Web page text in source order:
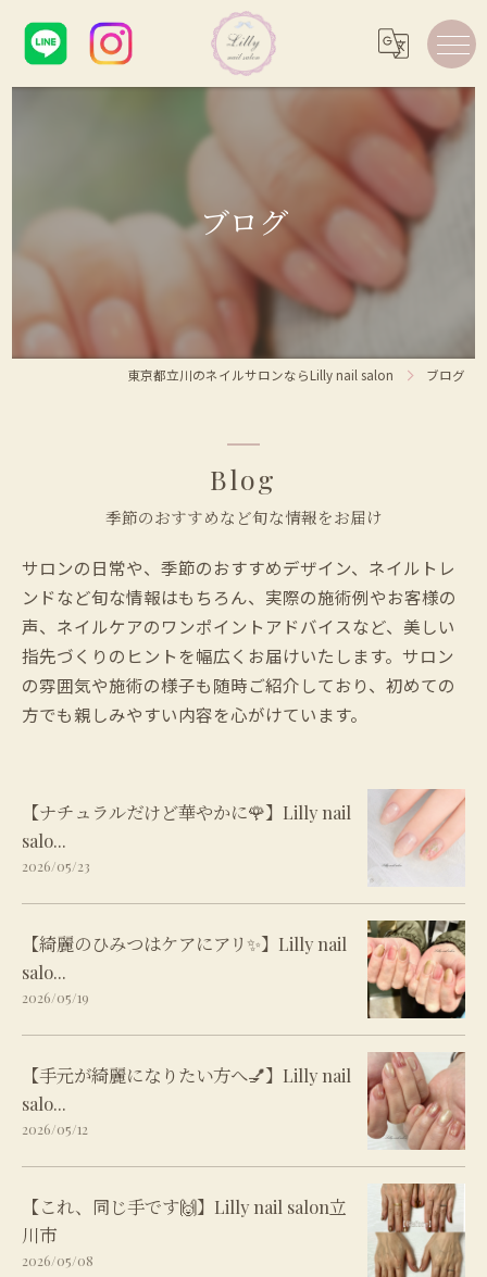
ブログ
東京都立川のネイルサロンならLilly nail salon ブログ
Blog
季節のおすすめなど旬な情報をお届け
サロンの日常や、季節のおすすめデザイン、ネイルトレ
ンドなど旬な情報はもちろん、実際の施術例やお客様の
声、ネイルケアのワンポイントアドバイスなど、美しい
指先づくりのヒントを幅広くお届けいたします。サロン
の雰囲気や施術の様子も随時ご紹介しており、初めての
方でも親しみやすい内容を心がけています。
【ナチュラルだけど華やかに🌹】Lilly nail
salo...
2026/05/23
【綺麗のひみつはケアにアリ✨】Lilly nail
salo...
2026/05/19
【手元が綺麗になりたい方へ💅】Lilly nail
salo...
2026/05/12
【これ、同じ手です🙌】Lilly nail salon立
川市
2026/05/08